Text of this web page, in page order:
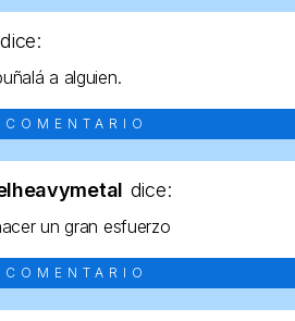
dice:
a alguien.
dice:
un gran esfuerzo